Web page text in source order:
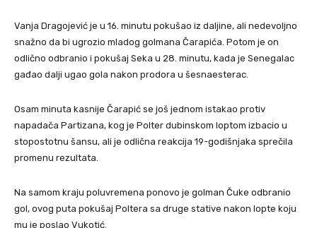
Vanja Dragojević je u 16. minutu pokušao iz daljine, ali nedevoljno
snažno da bi ugrozio mladog golmana Čarapića. Potom je on
odlično odbranio i pokušaj Seka u 28. minutu, kada je Senegalac
gađao dalji ugao gola nakon prodora u šesnaesterac.
Osam minuta kasnije Čarapić se još jednom istakao protiv
napadača Partizana, kog je Polter dubinskom loptom izbacio u
stopostotnu šansu, ali je odlična reakcija 19-godišnjaka sprečila
promenu rezultata.
Na samom kraju poluvremena ponovo je golman Čuke odbranio
gol, ovog puta pokušaj Poltera sa druge stative nakon lopte koju
mu je poslao Vukotić.